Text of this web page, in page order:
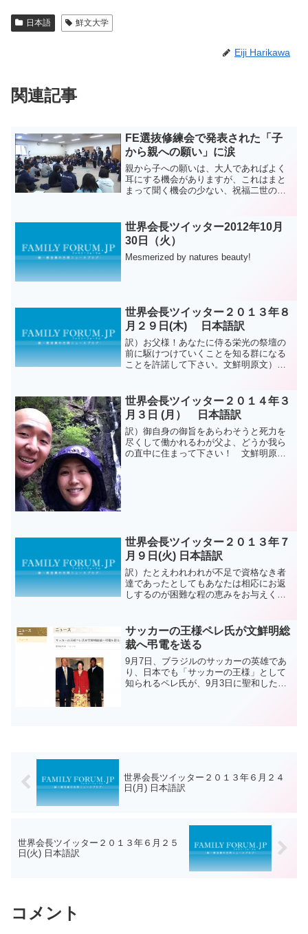
日本語 鮮文大学
Eiji Harikawa
関連記事
FE選抜修練会で発表された「子
から親への願い」に涙
親から子への願いは、大人であればよく
耳にする機会がありますが、これはまと
まって聞く機会の少ない、祝福二世の
このきっかけは、2014年1月5日から6
日、名古屋・守山研修...
世界会長ツイッター2012年10月
30日（火）
Mesmerized by natures beauty!
世界会長ツイッター２０１３年８
月２９日(木) 日本語訳
訳）お父様！あなたに侍る栄光の祭壇の
前に駆けつけていくことを知る群になる
ことを許諾して下さい。文鮮明原文）
世界会長ツイッター２０１４年３
月３日 (月） 日本語訳
訳）御自身の御旨をあらわそうと死力を
尽くして働かれるわが父よ、どうか我ら
の直中に住まって下さい！ 文鮮明原
世界会長ツイッター２０１３年７
月９日(火) 日本語訳
訳）たとえわれわれが不足で資格なき者
達であったとしてもあなたは相応にお返
しするのが困難な程の恵みをお与えくだ
qualificati...
サッカーの王様ペレ氏が文鮮明総
裁へ弔電を送る
9月7日、ブラジルのサッカーの英雄であ
り、日本でも「サッカーの王様」として
知られるペレ氏が、9月3日に聖和した統
世界会長ツイッター２０１３年６月２４
日(月) 日本語訳
世界会長ツイッター２０１３年６月２５
日(火) 日本語訳
コメント